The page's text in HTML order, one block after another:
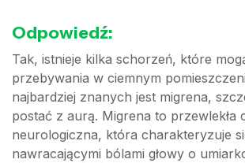
Odpowiedź:
Tak, istnieje kilka schorzeń, które
przebywania w ciemnym
najbardziej znanych jest migrena,
postać z aurą. Migrena to przewlekła
neurologiczna, która charakteryzuje
nawracającymi bólami głowy o